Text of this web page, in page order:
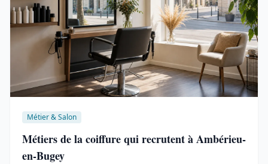
Métier & Salon
Métiers de la coiffure qui recrutent à Ambérieu-
en-Bugey